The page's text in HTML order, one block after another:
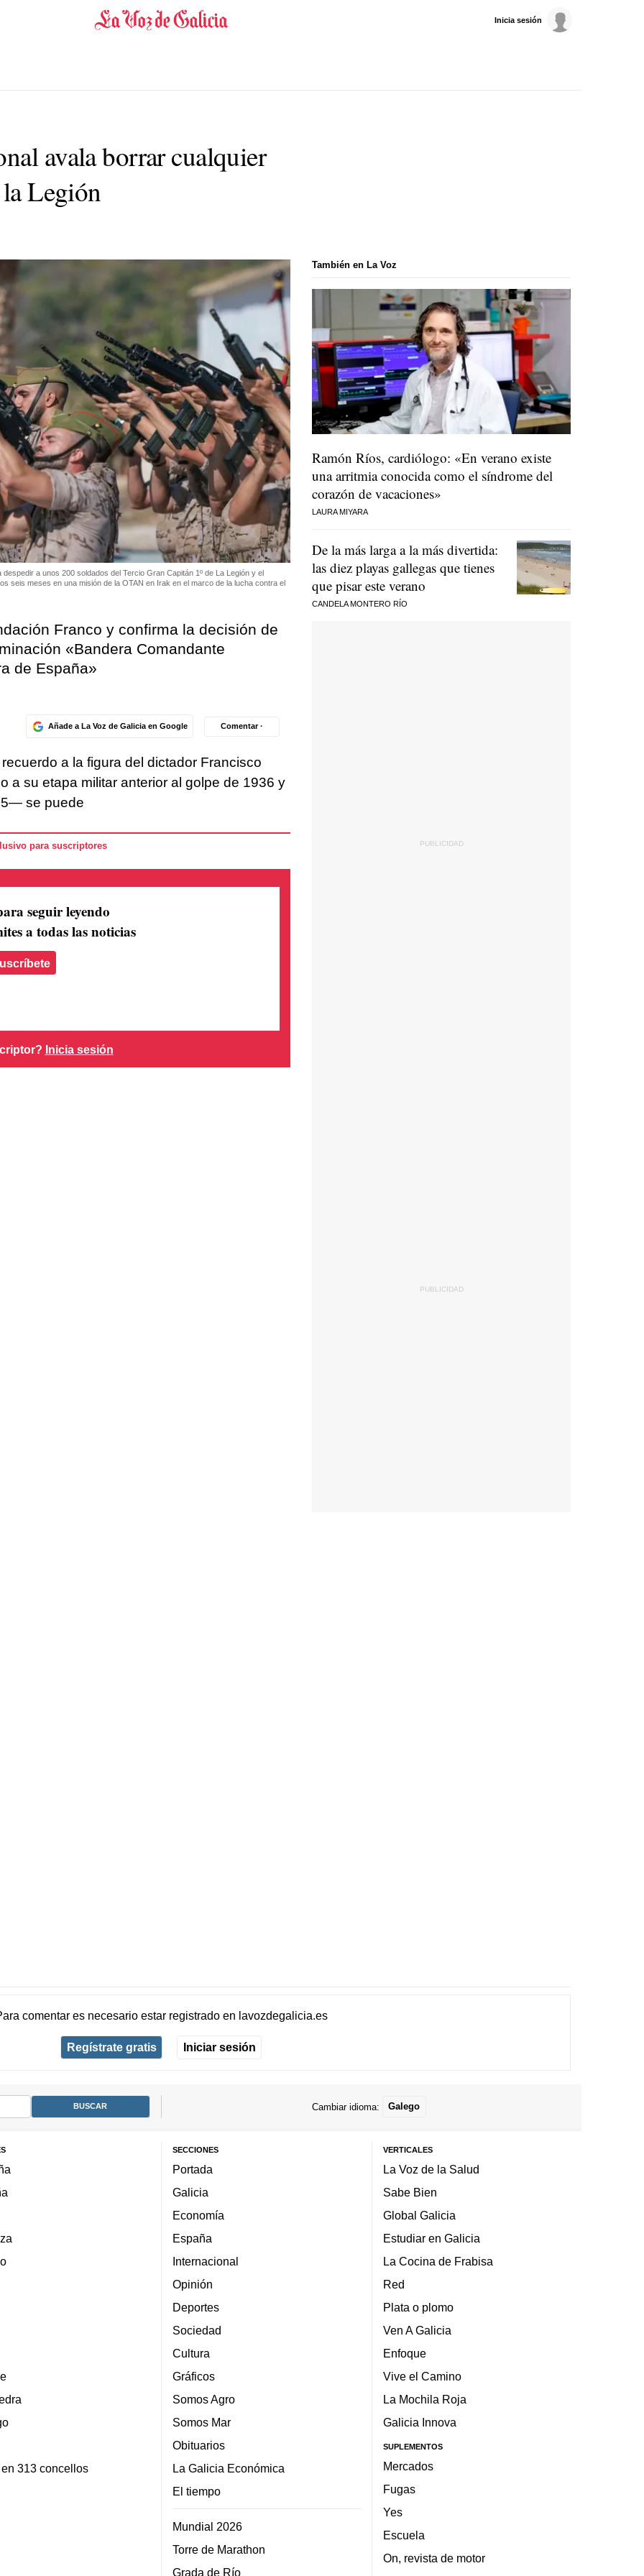
Inicia sesión
avala borrar cualquier
Legión
a unos 200 soldados del Tercio Gran Capitán 1º de La Legión y el
seis meses en una misión de la OTAN en Irak en el marco de la lucha contra el
Franco y confirma la decisión de
«Bandera Comandante
de España»
Añade a La Voz de Galicia en Google Comentar ·
a la figura del dictador Francisco
a su etapa militar anterior al golpe de 1936 y
se puede
para suscriptores
seguir leyendo
a todas las noticias
Inicia sesión
También en La Voz
Ramón Ríos, cardiólogo: «En verano existe
una arritmia conocida como el síndrome del
corazón de vacaciones»
LAURA MIYARA
De la más larga a la más divertida:
las diez playas gallegas que tienes
que pisar este verano
CANDELA MONTERO RÍO
comentar es necesario estar registradoen lavozdegalicia.es
Regístrate gratis Iniciar sesión
Cambiar idioma: Galego
313 concellos
SECCIONES
Portada
Galicia
Economía
España
Internacional
Opinión
Deportes
Sociedad
Cultura
Gráficos
Somos Agro
Somos Mar
Obituarios
La Galicia Económica
El tiempo
Mundial 2026
Torre de Marathon
Grada de Río
VERTICALES
La Voz de la Salud
Sabe Bien
Global Galicia
Estudiar en Galicia
La Cocina de Frabisa
Red
Plata o plomo
Ven A Galicia
Enfoque
Vive el Camino
La Mochila Roja
Galicia Innova
SUPLEMENTOS
Mercados
Fugas
Yes
Escuela
On, revista de motor